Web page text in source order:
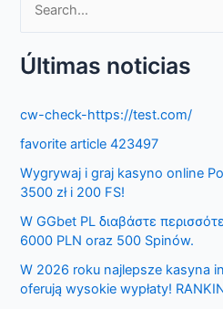
a
c
h
f
o
r
Últimas noticias
cw-check-https://test.com/
favorite article 423497
Wygrywaj i graj kasyno online
3500 zł i 200 FS!
W GGbet PL διαβάστε
6000 PLN oraz 500 Spinów.
W 2026 roku najlepsze kasyna
oferują wysokie wypłaty!